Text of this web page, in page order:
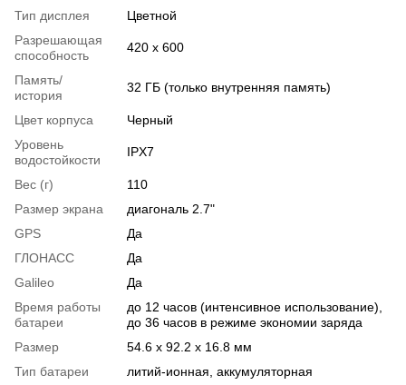
Тип дисплея
Цветной
Разрешающая
способность
420 x 600
Память/
история
32 ГБ (только внутренняя память)
Цвет корпуса
Черный
Уровень
водостойкости
IPX7
Вес (г)
110
Размер экрана
диагональ 2.7"
GPS
Да
ГЛОНАСС
Да
Galileo
Да
Время работы
батареи
до 12 часов (интенсивное использование),
до 36 часов в режиме экономии заряда
Размер
54.6 x 92.2 x 16.8 мм
Тип батареи
литий-ионная, аккумуляторная